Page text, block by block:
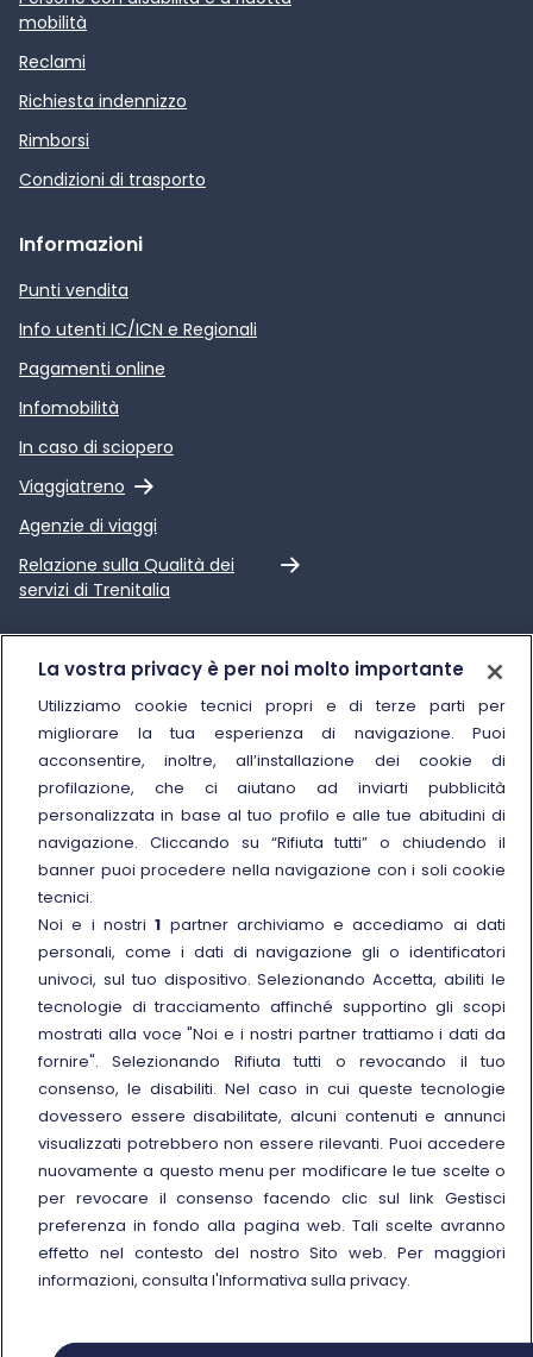
mobilità
Reclami
Richiesta indennizzo
Rimborsi
Condizioni di trasporto
Informazioni
Punti vendita
Info utenti IC/ICN e Regionali
Pagamenti online
Infomobilità
In caso di sciopero
Viaggiatreno
Link esterno
Agenzie di viaggi
Relazione sulla Qualità dei
servizi di Trenitalia
Link esterno
Chi siamo
Sostenibilità
Trenitalia for Business
Manuale di Conservazione
Link esterno
Carriere
Link esterno
La Freccia Mag
Link esterno
Noleggia un treno charter
Viaggi di gruppo
Seguici sui social
© Gruppo FS Italiane 2025
Note legali
Protezione dati personali
Accessibilità
Informativa sui cookies
Gestisci preferenza
La vostra privacy è per noi molto importante
Utilizziamo cookie tecnici propri e di terze parti per
migliorare la tua esperienza di navigazione. Puoi
acconsentire, inoltre, all’installazione dei cookie di
profilazione, che ci aiutano ad inviarti pubblicità
personalizzata in base al tuo profilo e alle tue abitudini di
navigazione. Cliccando su “Rifiuta tutti” o chiudendo il
banner puoi procedere nella navigazione con i soli cookie
tecnici.
Noi e i nostri1 partner archiviamo e accediamo ai dati
personali, come i dati di navigazione gli o identificatori
univoci, sul tuo dispositivo. Selezionando Accetta, abiliti le
tecnologie di tracciamento affinché supportino gli scopi
mostrati alla voce "Noi e i nostri partner trattiamo i dati da
fornire". Selezionando Rifiuta tutti o revocando il tuo
consenso, le disabiliti. Nel caso in cui queste tecnologie
dovessero essere disabilitate, alcuni contenuti e annunci
visualizzati potrebbero non essere rilevanti. Puoi accedere
nuovamente a questo menu per modificare le tue scelte o
per revocare il consenso facendo clic sul link Gestisci
preferenza in fondo alla pagina web. Tali scelte avranno
effetto nel contesto del nostro Sito web. Per maggiori
informazioni, consulta l'Informativa sulla privacy.